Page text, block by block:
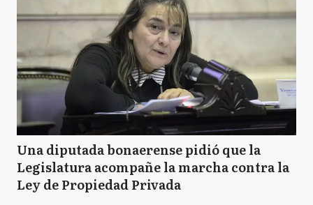
Una diputada bonaerense pidió que la
Legislatura acompañe la marcha contra la
Ley de Propiedad Privada